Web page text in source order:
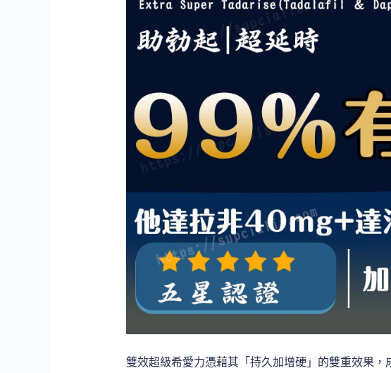
雙效超級希愛力憑藉其「持久加增硬」的雙重效果